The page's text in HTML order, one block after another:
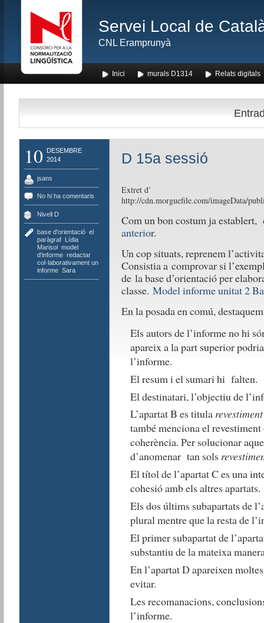
Servei Local de
CNL Eramprunyà
Inici murals D1314 Relats digitals
10
DESEMBRE
2014
jsans
No hi ha comentaris
Nivell D
base d'orientació, el
paràgraf, Lídia,
Marisol, model
d'informe, redactar
col·laborativament un
informe, Sara
D 15a sessió
Extret d’
http://cdn.morguefile.com/imageData/
Com un bon costum ja establert,
anterior.
Un cop situats, reprenem
Consistia a comprovar si
de la base d’orientació per
classe. Model informe unitat 2
En la posada en comú,
Els autors de l’informe no hi
apareix a la part superior
l’informe.
El resum i el sumari hi falten.
El destinatari, l’objectiu de
L’apartat B es titula
també menciona el
coherència. Per solucionar
d’anomenar tan sols
El títol de l’apartat C es una
cohesió amb els altres apartats.
Els dos últims subapartats de
plural mentre que la resta de
El primer subapartat de
substantiu de la mateixa
En l’apartat D apareixen
evitar.
Les recomanacions,
l’informe.